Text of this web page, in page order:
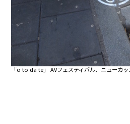
「o to da te」 AVフェスティバル、ニューカ